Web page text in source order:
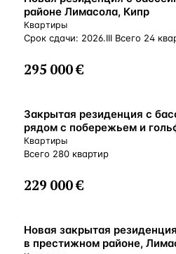
районе Лимасола, Кипр
Квартиры
Срок сдачи: 2026.III Всего 24
295 000 €
ВНЖ
Закрытая резиденция с
рядом с побережьем и
Кипр
Квартиры
Всего 280 квартир
229 000 €
ВНЖ
Новая закрытая
в престижном районе,